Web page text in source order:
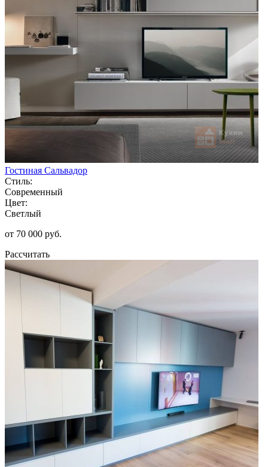
Гостиная Сальвадор
Стиль:
Современный
Цвет:
Светлый
от 70 000 руб.
Рассчитать